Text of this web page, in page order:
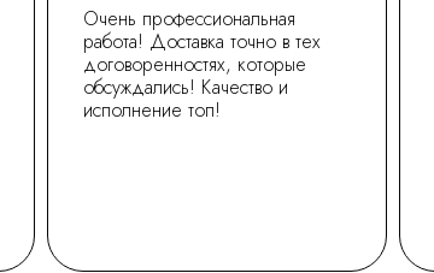
Очень профессиональная
работа! Доставка точно в тех
договоренностях, которые
обсуждались! Качество и
исполнение топ!